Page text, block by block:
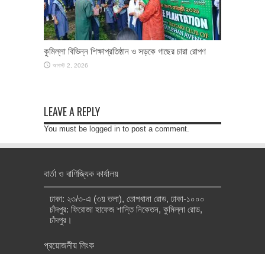
কুমিল্লা বিভিন্ন শিক্ষাপ্রতিষ্ঠান ও সড়কে গাছের চারা রোপণ
আগস্ট 2, 2026
LEAVE A REPLY
You must be logged in to post a comment.
বার্তা ও বাণিজ্যিক কার্যালয়
ঢাকা: ২৩/৩-এ (৩য় তলা), তোপখানা রোড, ঢাকা-১০০০
চাঁদপুর: ফিরোজা হাফেজ শান্তি নিকেতন, কুমিল্লা রোড,
চাঁদপুর।
প্রয়োজনীয় লিংক